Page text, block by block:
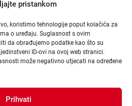
pristankom
koristimo tehnologije poput kolačića za
o uređaju. Suglasnost s ovim
da obrađujemo podatke kao što su
ID-ovi na ovoj web stranici.
može negativno utjecati na određene
Prihvati